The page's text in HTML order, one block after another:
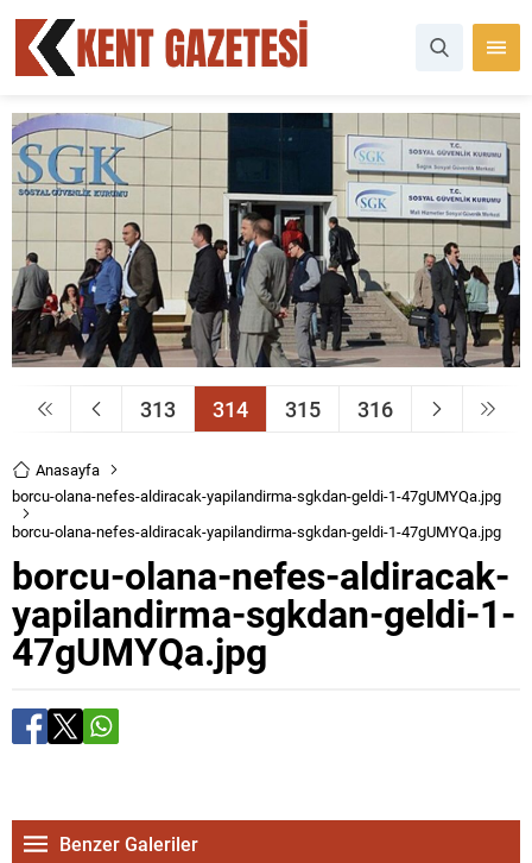
313 314 315 316
Anasayfa
borcu-olana-nefes-aldiracak-yapilandirma-sgkdan-geldi-1-47gUMYQa.jpg
borcu-olana-nefes-aldiracak-yapilandirma-sgkdan-geldi-1-47gUMYQa.jpg
borcu-olana-nefes-aldiracak-
yapilandirma-sgkdan-geldi-1-
47gUMYQa.jpg
Benzer Galeriler